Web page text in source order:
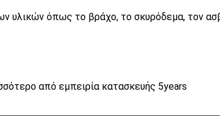
υλικών όπως το βράχο, το σκυρόδεμα, τον
από εμπειρία κατασκευής 5years